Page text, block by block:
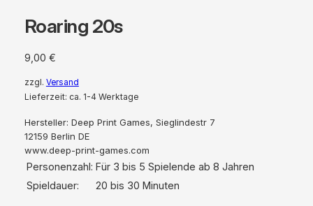
Roaring 20s
9,00 €
zzgl. Versand
Lieferzeit: ca. 1-4 Werktage
Hersteller: Deep Print Games, Sieglindestr 7
12159 Berlin DE
www.deep-print-games.com
Personenzahl: Für 3 bis 5 Spielende ab 8 Jahren
Spieldauer:
20 bis 30 Minuten